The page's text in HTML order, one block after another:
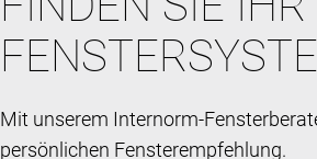
Mit unserem Internorm-
persönlichen Fensterempfehlung.